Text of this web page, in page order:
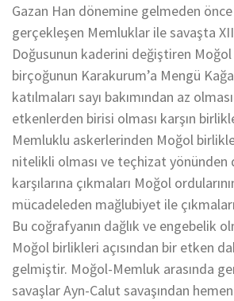
Gazan Han dönemine gelmeden önce
gerçekleşen Memluklar ile savaşta
Doğusunun kaderini değiştiren
birçoğunun Karakurum’a Mengü
katılmaları sayı bakımından az
etkenlerden birisi olması karşın
Memluklu askerlerinden Moğol
nitelikli olması ve teçhizat yönünden
karşılarına çıkmaları Moğol
mücadeleden mağlubiyet ile
Bu coğrafyanın dağlık ve engebelik
Moğol birlikleri açısından bir etken
gelmiştir. Moğol-Memluk arasında
savaşlar Ayn-Calut savaşından